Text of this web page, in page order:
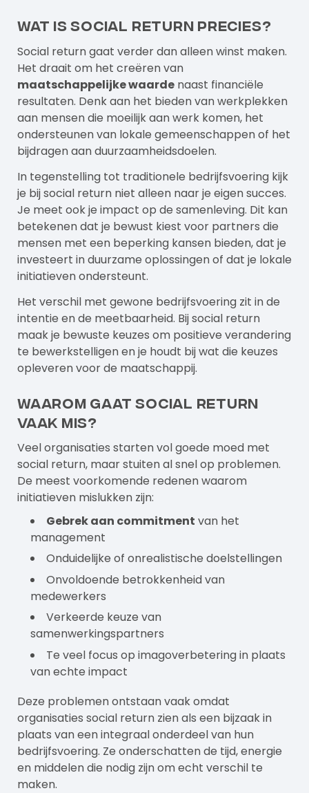
Wat is social return precies?
Social return gaat verder dan alleen winst maken.
Het draait om het creëren van
maatschappelijke waarde naast financiële
resultaten. Denk aan het bieden van werkplekken
aan mensen die moeilijk aan werk komen, het
ondersteunen van lokale gemeenschappen of het
bijdragen aan duurzaamheidsdoelen.
In tegenstelling tot traditionele bedrijfsvoering kijk
je bij social return niet alleen naar je eigen succes.
Je meet ook je impact op de samenleving. Dit kan
betekenen dat je bewust kiest voor partners die
mensen met een beperking kansen bieden, dat je
investeert in duurzame oplossingen of dat je lokale
initiatieven ondersteunt.
Het verschil met gewone bedrijfsvoering zit in de
intentie en de meetbaarheid. Bij social return
maak je bewuste keuzes om positieve verandering
te bewerkstelligen en je houdt bij wat die keuzes
opleveren voor de maatschappij.
Waarom gaat social return
vaak mis?
Veel organisaties starten vol goede moed met
social return, maar stuiten al snel op problemen.
De meest voorkomende redenen waarom
initiatieven mislukken zijn:
Gebrek aan commitment van het
management
Onduidelijke of onrealistische doelstellingen
Onvoldoende betrokkenheid van
medewerkers
Verkeerde keuze van
samenwerkingspartners
Te veel focus op imagoverbetering in plaats
van echte impact
Deze problemen ontstaan vaak omdat
organisaties social return zien als een bijzaak in
plaats van een integraal onderdeel van hun
bedrijfsvoering. Ze onderschatten de tijd, energie
en middelen die nodig zijn om echt verschil te
maken.